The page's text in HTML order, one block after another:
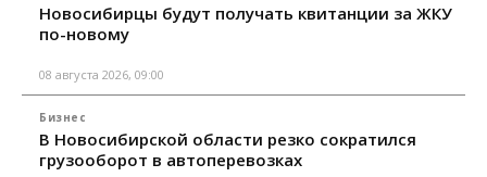
Новосибирцы будут получать квитанции за ЖКУ
по-новому
08 августа 2026, 09:00
Бизнес
В Новосибирской области резко сократился
грузооборот в автоперевозках